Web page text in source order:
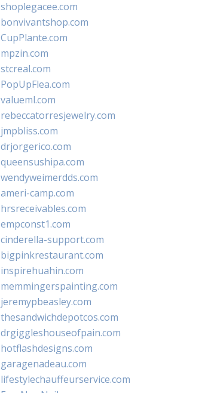
shoplegacee.com
bonvivantshop.com
CupPlante.com
mpzin.com
stcreal.com
PopUpFlea.com
valueml.com
rebeccatorresjewelry.com
jmpbliss.com
drjorgerico.com
queensushipa.com
wendyweimerdds.com
ameri-camp.com
hrsreceivables.com
empconst1.com
cinderella-support.com
bigpinkrestaurant.com
inspirehuahin.com
memmingerspainting.com
jeremypbeasley.com
thesandwichdepotcos.com
drgiggleshouseofpain.com
hotflashdesigns.com
garagenadeau.com
lifestylechauffeurservice.com